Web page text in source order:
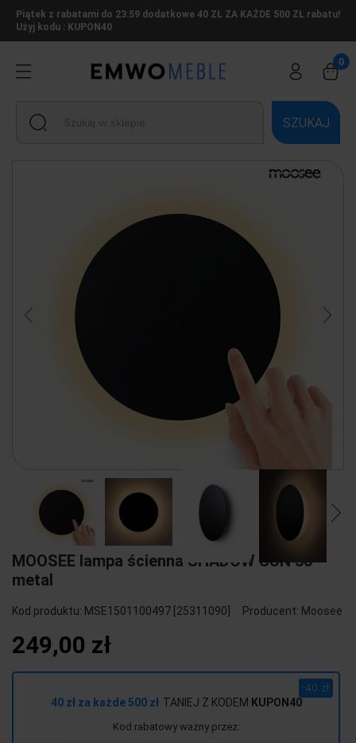
Piątek z rabatami do 23:59 dodatkowe 40 ZŁ ZA KAŻDE 500 ZŁ rabatu!
Użyj kodu : KUPON40
SZUKAJ
MOOSEE lampa ścienna SHADOW SUN 30 -
metal
Kod produktu: MSE1501100497 [25311090] Producent: Moosee
249,00 zł
40 zł za każde 500 zł TANIEJ Z KODEM KUPON40
Kod rabatowy ważny przez:
-40 zł